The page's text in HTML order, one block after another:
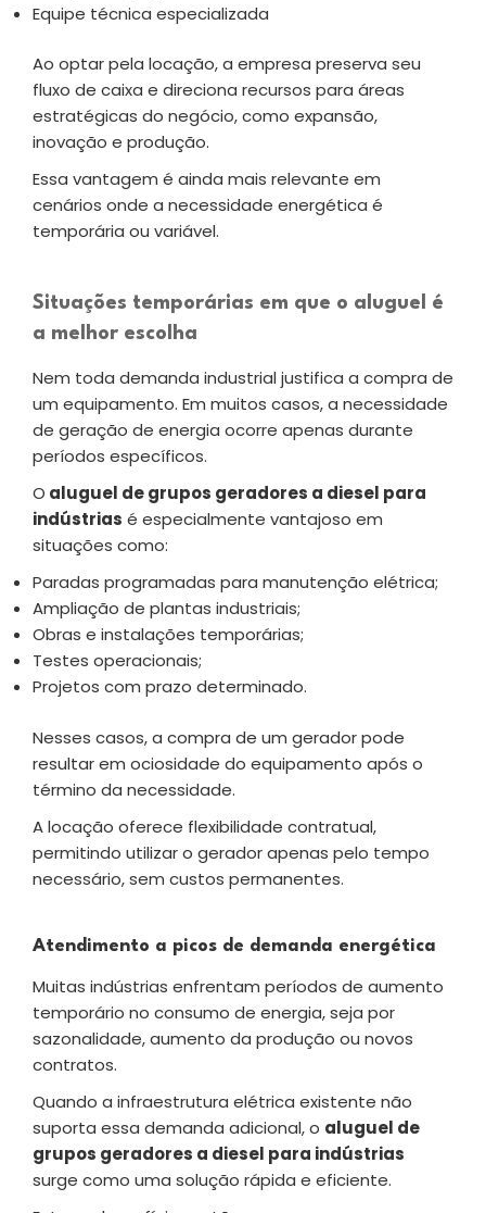
Equipe técnica especializada
Ao optar pela locação, a empresa preserva seu
fluxo de caixa e direciona recursos para áreas
estratégicas do negócio, como expansão,
inovação e produção.
Essa vantagem é ainda mais relevante em
cenários onde a necessidade energética é
temporária ou variável.
Situações temporárias em que o aluguel é
a melhor escolha
Nem toda demanda industrial justifica a compra de
um equipamento. Em muitos casos, a necessidade
de geração de energia ocorre apenas durante
períodos específicos.
O aluguel de grupos geradores a diesel para
indústrias é especialmente vantajoso em
situações como:
Paradas programadas para manutenção elétrica;
Ampliação de plantas industriais;
Obras e instalações temporárias;
Testes operacionais;
Projetos com prazo determinado.
Nesses casos, a compra de um gerador pode
resultar em ociosidade do equipamento após o
término da necessidade.
A locação oferece flexibilidade contratual,
permitindo utilizar o gerador apenas pelo tempo
necessário, sem custos permanentes.
Atendimento a picos de demanda energética
Muitas indústrias enfrentam períodos de aumento
temporário no consumo de energia, seja por
sazonalidade, aumento da produção ou novos
contratos.
Quando a infraestrutura elétrica existente não
suporta essa demanda adicional, o aluguel de
grupos geradores a diesel para indústrias
surge como uma solução rápida e eficiente.